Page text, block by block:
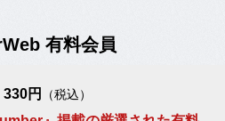
有料会員
330円 （税込）